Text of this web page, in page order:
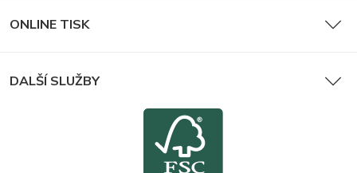
ONLINE TISK
DALŠÍ SLUŽBY